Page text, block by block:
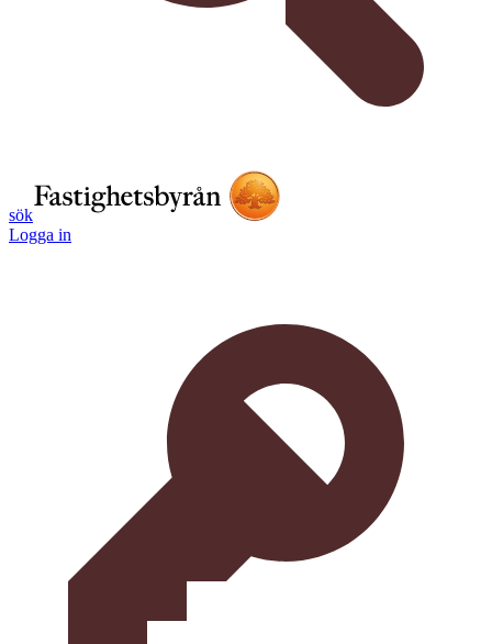
sök
Logga in